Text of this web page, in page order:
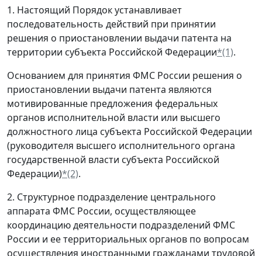
1. Настоящий Порядок устанавливает
последовательность действий при принятии
решения о приостановлении выдачи патента на
территории субъекта Российской Федерации*(1).
Основанием для принятия ФМС России решения о
приостановлении выдачи патента являются
мотивированные предложения федеральных
органов исполнительной власти или высшего
должностного лица субъекта Российской Федерации
(руководителя высшего исполнительного органа
государственной власти субъекта Российской
Федерации)*(2).
2. Структурное подразделение центрального
аппарата ФМС России, осуществляющее
координацию деятельности подразделений ФМС
России и ее территориальных органов по вопросам
осуществления иностранными гражданами трудовой